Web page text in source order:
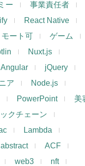
ー
事業責任者
React Native
モート可
ゲーム
Nuxt.js
Angular
jQuery
ア
Node.js
PowerPoint
美
クチェーン
Lambda
abstract
ACF
web3
nft